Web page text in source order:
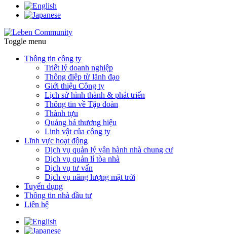
Toggle menu
Thông tin công ty
Triết lý doanh nghiệp
Thông điệp từ lãnh đạo
Giới thiệu Công ty
Lịch sử hình thành & phát triển
Thông tin về Tập đoàn
Thành tựu
Quảng bá thương hiệu
Linh vật của công ty
Lĩnh vực hoạt động
Dịch vụ quản lý vận hành nhà chung cư
Dịch vụ quản lí tòa nhà
Dịch vụ tư vấn
Dịch vụ năng lượng mặt trời
Tuyển dụng
Thông tin nhà đầu tư
Liên hệ